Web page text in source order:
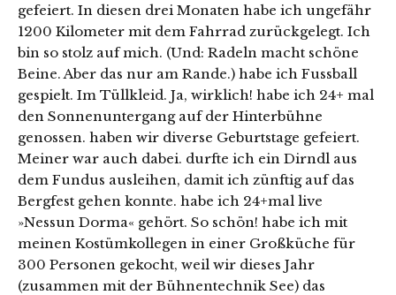
gefeiert. In diesen drei Monaten habe ich ungefähr
1200 Kilometer mit dem Fahrrad zurückgelegt. Ich
bin so stolz auf mich. (Und: Radeln macht schöne
Beine. Aber das nur am Rande.) habe ich Fussball
gespielt. Im Tüllkleid. Ja, wirklich! habe ich 24+ mal
den Sonnenuntergang auf der Hinterbühne
genossen. haben wir diverse Geburtstage gefeiert.
Meiner war auch dabei. durfte ich ein Dirndl aus
dem Fundus ausleihen, damit ich zünftig auf das
Bergfest gehen konnte. habe ich 24+mal live
»Nessun Dorma« gehört. So schön! habe ich mit
meinen Kostümkollegen in einer Großküche für
300 Personen gekocht, weil wir dieses Jahr
(zusammen mit der Bühnentechnik See) das